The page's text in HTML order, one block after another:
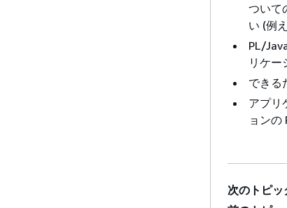
ついて
い (例
PL/
リケー
できる
アプリ
ョンの
次のトピッ